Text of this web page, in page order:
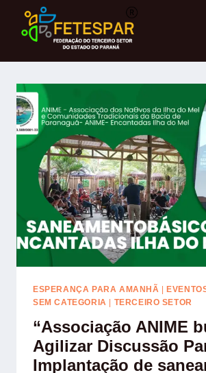
ESPERANÇA PARA AMANHÃ |
SEM CATEGORIA | TERCEIRO SETOR
“Associação ANIME
Agilizar Discussão
Implantação de